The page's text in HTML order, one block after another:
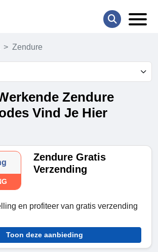
Zendure
Zendure
Vind Je Hier
Zendure Gratis
Verzending
en profiteer van gratis verzending
Toon deze aanbieding